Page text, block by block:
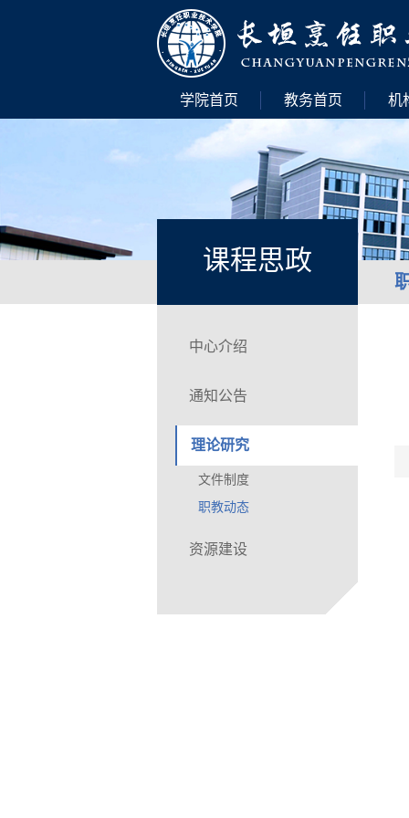
学院首页 教务首页 机
课程思政
中心介绍
通知公告
理论研究
文件制度
职教动态
资源建设